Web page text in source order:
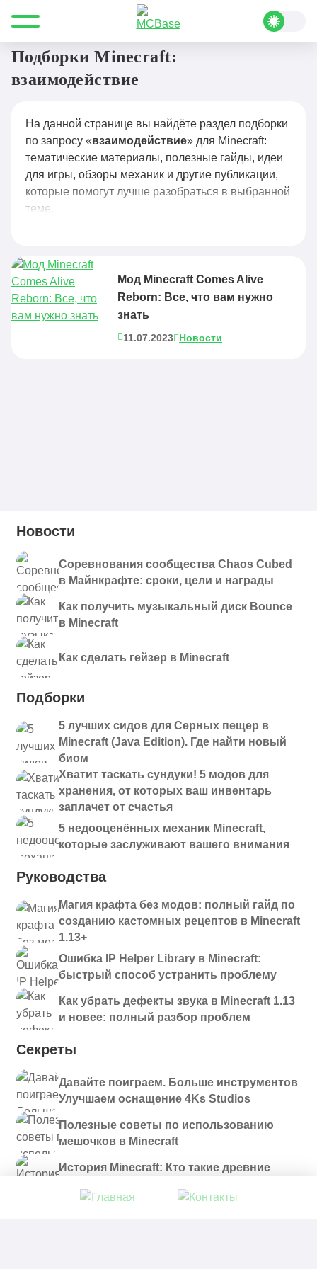
Все для Minecraft взаимодействие
Подборки Minecraft:
взаимодействие
На данной странице вы найдёте раздел подборки
по запросу «взаимодействие» для Minecraft:
тематические материалы, полезные гайды, идеи
для игры, обзоры механик и другие публикации,
которые помогут лучше разобраться в выбранной
теме.
Мод Minecraft Comes Alive
Reborn: Все, что вам нужно
знать
11.07.2023 Новости
Новости
Соревнования сообщества Chaos Cubed
в Майнкрафте: сроки, цели и награды
Как получить музыкальный диск Bounce
в Minecraft
Как сделать гейзер в Minecraft
Подборки
5 лучших сидов для Серных пещер в
Minecraft (Java Edition). Где найти новый
биом
Хватит таскать сундуки! 5 модов для
хранения, от которых ваш инвентарь
заплачет от счастья
5 недооценённых механик Minecraft,
которые заслуживают вашего внимания
Руководства
Магия крафта без модов: полный гайд по
созданию кастомных рецептов в Minecraft
1.13+
Ошибка IP Helper Library в Minecraft:
быстрый способ устранить проблему
Как убрать дефекты звука в Minecraft 1.13
и новее: полный разбор проблем
Секреты
Давайте поиграем. Больше инструментов
Улучшаем оснащение 4Ks Studios
Полезные советы по использованию
мешочков в Minecraft
История Minecraft: Кто такие древние